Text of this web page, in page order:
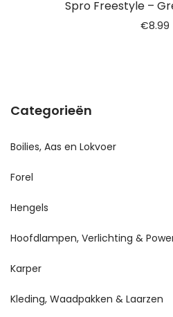
Spro Freestyle –
€8.99
Categorieën
Boilies, Aas en Lokvoer
Forel
Hengels
Hoofdlampen, Verlichting &
Karper
Kleding, Waadpakken & Laarzen